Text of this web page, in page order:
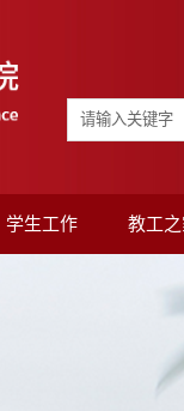
学生工作 教工之